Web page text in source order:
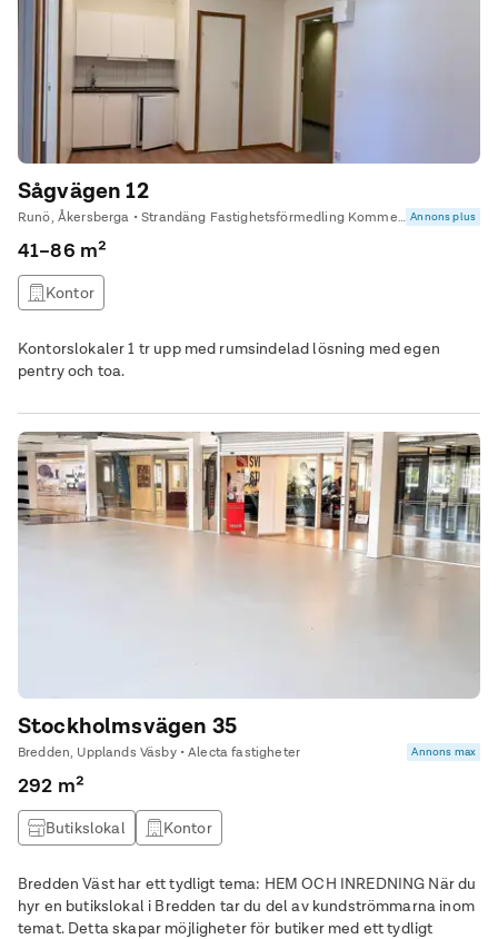
Sågvägen 12
Runö, Åkersberga • Strandäng Fastighetsförmedling Kommersiella Annons plus
41–86 m²
Kontor
Kontorslokaler 1 tr upp med rumsindelad lösning med egen
pentry och toa.
Stockholmsvägen 35
Bredden, Upplands Väsby • Alecta fastigheter Annons max
292 m²
Butikslokal Kontor
Bredden Väst har ett tydligt tema: HEM OCH INREDNING När du
hyr en butikslokal i Bredden tar du del av kundströmmarna inom
temat. Detta skapar möjligheter för butiker med ett tydligt